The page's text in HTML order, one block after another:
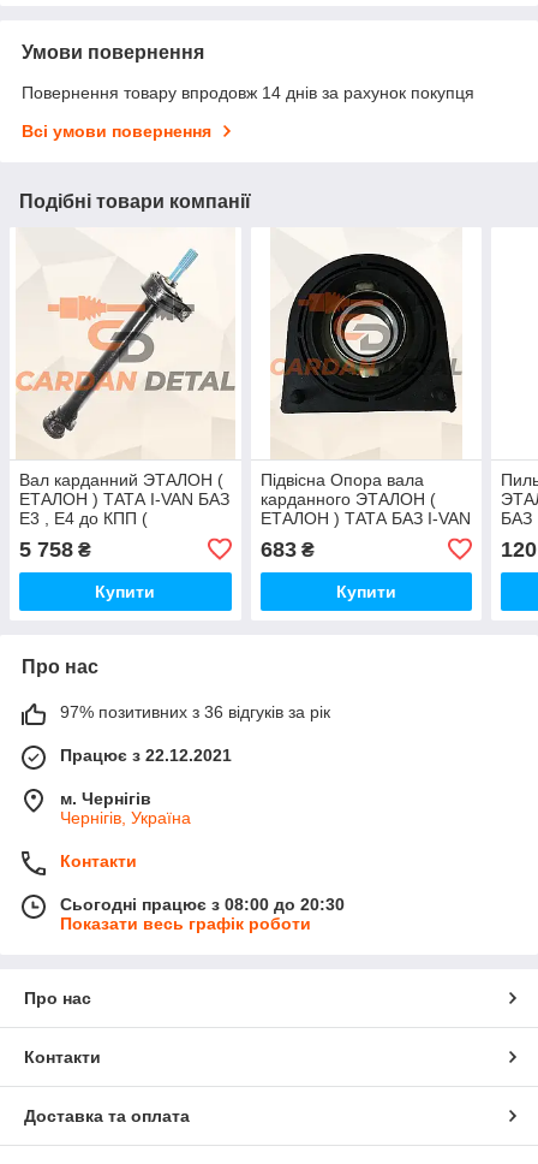
Умови повернення
Повернення товару впродовж 14 днів за рахунок покупця
Всі умови повернення
Подібні товари компанії
Вал карданний ЭТАЛОН (
ЕТАЛОН ) ТАТА I-VAN БАЗ
Е3 , Е4 до КПП (
5 758 ₴
Купити
Підвісна Опора вала
карданного ЭТАЛОН (
ЕТАЛОН ) ТАТА БАЗ I-VAN
683₴
Купити
БАЗ
120
Про нас
97% позитивних з 36 відгуків за рік
Працює з 22.12.2021
м. Чернігів
Чернігів, Україна
Контакти
Сьогодні працює з 08:00 до 20:30
Показати весь графік роботи
Про нас
Контакти
Доставка та оплата